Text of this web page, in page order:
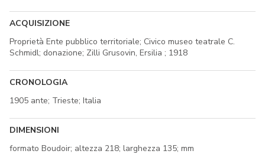
ACQUISIZIONE
Proprietà Ente pubblico territoriale; Civico museo teatrale C.
Schmidl; donazione; Zilli Grusovin, Ersilia ; 1918
CRONOLOGIA
1905 ante; Trieste; Italia
DIMENSIONI
formato Boudoir; altezza 218; larghezza 135; mm